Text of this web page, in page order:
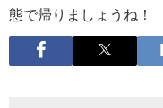
態で帰りましょうね！